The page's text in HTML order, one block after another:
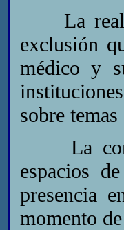
La
exclusión
médico y
sobre
La
espacios
presencia
momento